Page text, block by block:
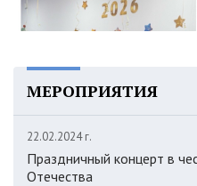
МЕРОПРИЯТИЯ
22.02.2024 г.
Праздничный концерт в
Отечества